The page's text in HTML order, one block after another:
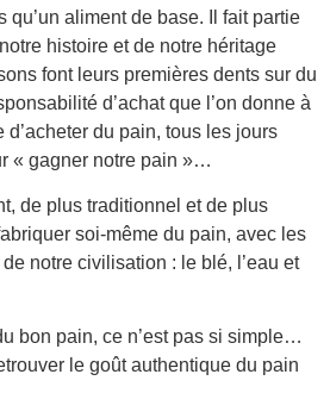
qu’un aliment de base. Il fait partie
histoire et de notre héritage
font leurs premières dents sur du
d’achat que l’on donne à
d’acheter du pain, tous les jours
« gagner notre pain »…
de plus traditionnel et de plus
soi-même du pain, avec les
notre civilisation : le blé, l’eau et
bon pain, ce n’est pas si simple…
le goût authentique du pain